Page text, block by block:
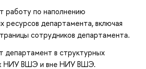
работу по наполнению
ресурсов департамента, включая
сотрудников департамента.
департамент в структурных
НИУ ВШЭ и вне НИУ ВШЭ.